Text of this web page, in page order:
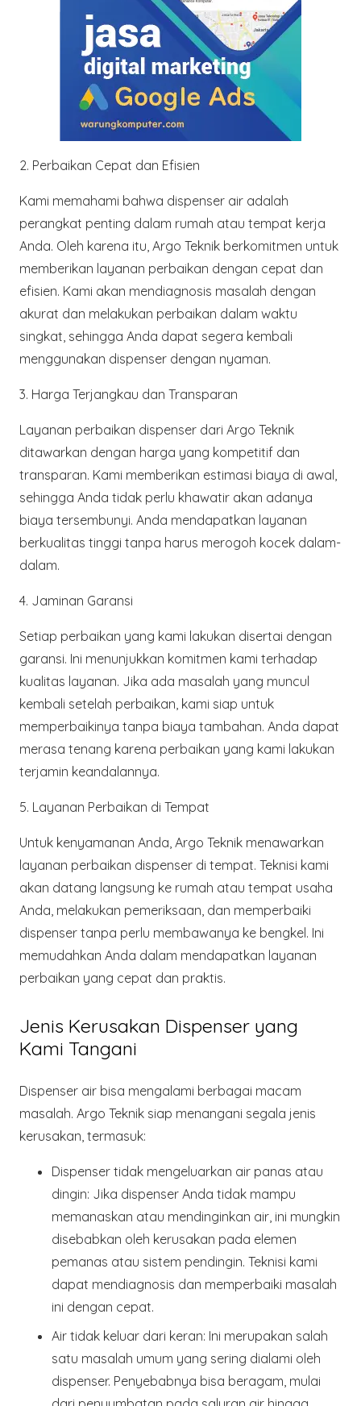
2. Perbaikan Cepat dan Efisien
Kami memahami bahwa dispenser air adalah
perangkat penting dalam rumah atau tempat kerja
Anda. Oleh karena itu, Argo Teknik berkomitmen untuk
memberikan layanan perbaikan dengan cepat dan
efisien. Kami akan mendiagnosis masalah dengan
akurat dan melakukan perbaikan dalam waktu
singkat, sehingga Anda dapat segera kembali
menggunakan dispenser dengan nyaman.
3. Harga Terjangkau dan Transparan
Layanan perbaikan dispenser dari Argo Teknik
ditawarkan dengan harga yang kompetitif dan
transparan. Kami memberikan estimasi biaya di awal,
sehingga Anda tidak perlu khawatir akan adanya
biaya tersembunyi. Anda mendapatkan layanan
berkualitas tinggi tanpa harus merogoh kocek dalam-
dalam.
4. Jaminan Garansi
Setiap perbaikan yang kami lakukan disertai dengan
garansi. Ini menunjukkan komitmen kami terhadap
kualitas layanan. Jika ada masalah yang muncul
kembali setelah perbaikan, kami siap untuk
memperbaikinya tanpa biaya tambahan. Anda dapat
merasa tenang karena perbaikan yang kami lakukan
terjamin keandalannya.
5. Layanan Perbaikan di Tempat
Untuk kenyamanan Anda, Argo Teknik menawarkan
layanan perbaikan dispenser di tempat. Teknisi kami
akan datang langsung ke rumah atau tempat usaha
Anda, melakukan pemeriksaan, dan memperbaiki
dispenser tanpa perlu membawanya ke bengkel. Ini
memudahkan Anda dalam mendapatkan layanan
perbaikan yang cepat dan praktis.
Jenis Kerusakan Dispenser yang
Kami Tangani
Dispenser air bisa mengalami berbagai macam
masalah. Argo Teknik siap menangani segala jenis
kerusakan, termasuk:
Dispenser tidak mengeluarkan air panas atau
dingin: Jika dispenser Anda tidak mampu
memanaskan atau mendinginkan air, ini mungkin
disebabkan oleh kerusakan pada elemen
pemanas atau sistem pendingin. Teknisi kami
dapat mendiagnosis dan memperbaiki masalah
ini dengan cepat.
Air tidak keluar dari keran: Ini merupakan salah
satu masalah umum yang sering dialami oleh
dispenser. Penyebabnya bisa beragam, mulai